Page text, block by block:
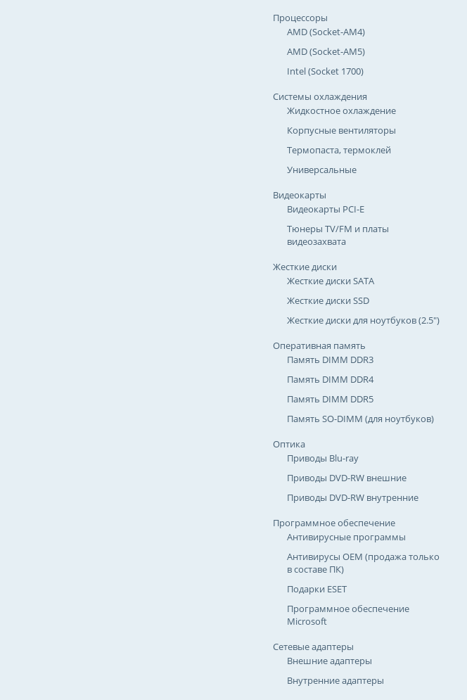
Процессоры
AMD (Socket-AM4)
AMD (Socket-AM5)
Intel (Socket 1700)
Системы охлаждения
Жидкостное охлаждение
Корпусные вентиляторы
Термопаста, термоклей
Универсальные
Видеокарты
Видеокарты PCI-E
Тюнеры TV/FM и платы
видеозахвата
Жесткие диски
Жесткие диски SATA
Жесткие диски SSD
Жесткие диски для ноутбуков (2.5")
Оперативная память
Память DIMM DDR3
Память DIMM DDR4
Память DIMM DDR5
Память SO-DIMM (для ноутбуков)
Оптика
Приводы Blu-ray
Приводы DVD-RW внешние
Приводы DVD-RW внутренние
Программное обеспечение
Антивирусные программы
Антивирусы OEM (продажа только
в составе ПК)
Подарки ESET
Программное обеспечение
Microsoft
Сетевые адаптеры
Внешние адаптеры
Внутренние адаптеры